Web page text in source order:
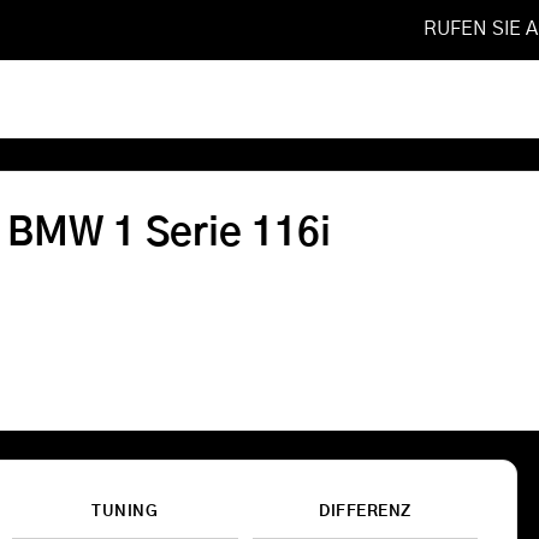
RUFEN
Softwareoptimierung
Shop
1 Serie 116i
TUNING DIFFERENZ